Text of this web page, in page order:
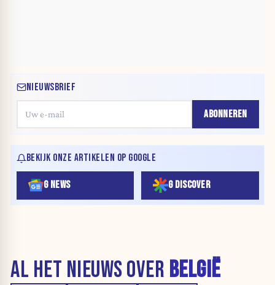
NIEUWSBRIEF
ABONNEREN
BEKIJK ONZE ARTIKELEN OP GOOGLE
G NEWS G DISCOVER
AL HET NIEUWS OVER BELGIË